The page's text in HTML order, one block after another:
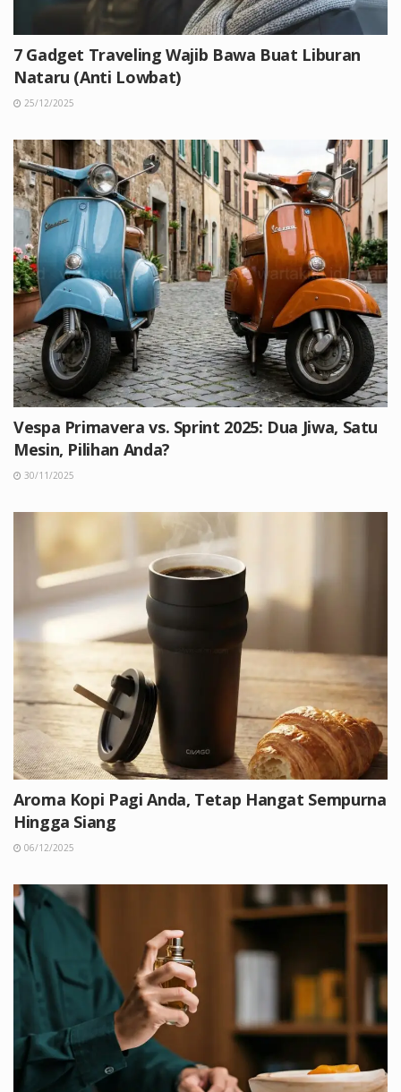
7 Gadget Traveling Wajib Bawa Buat Liburan
Nataru (Anti Lowbat)
25/12/2025
Vespa Primavera vs. Sprint 2025: Dua Jiwa, Satu
Mesin, Pilihan Anda?
30/11/2025
Aroma Kopi Pagi Anda, Tetap Hangat Sempurna
Hingga Siang
06/12/2025